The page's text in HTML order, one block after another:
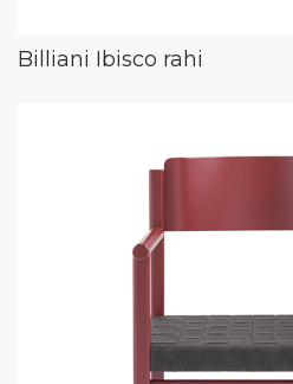
Billiani Ibisco rahi